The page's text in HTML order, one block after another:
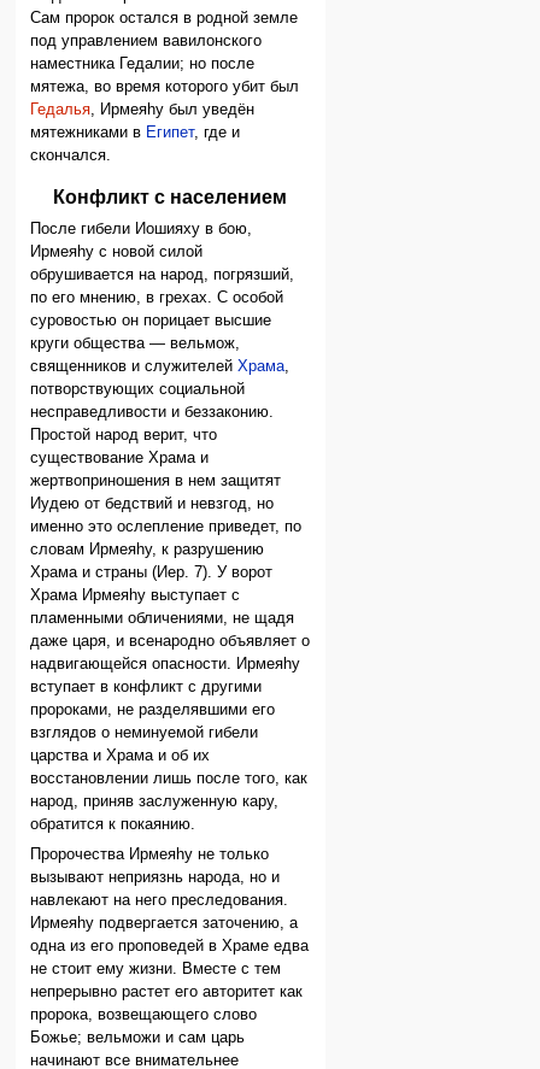
Сам пророк остался в родной земле
под управлением вавилонского
наместника Гедалии; но после
мятежа, во время которого убит был
Гедалья, Ирмеяhу был уведён
мятежниками в Египет, где и
скончался.
Конфликт с населением
После гибели Иошияху в бою,
Ирмеяhу с новой силой
обрушивается на народ, погрязший,
по его мнению, в грехах. С особой
суровостью он порицает высшие
круги общества — вельмож,
священников и служителейХрама
потворствующих социальной
несправедливости и беззаконию.
Простой народ верит, что
существование Храма и
жертвоприношения в нем защитят
Иудею от бедствий и невзгод, но
именно это ослепление приведет, по
словам Ирмеяhу, к разрушению
Храма и страны (Иер. 7). У ворот
Храма Ирмеяhу выступает с
пламенными обличениями, не щадя
даже царя, и всенародно объявляет о
надвигающейся опасности. Ирмеяhу
вступает в конфликт с другими
пророками, не разделявшими его
взглядов о неминуемой гибели
царства и Храма и об их
восстановлении лишь после того, как
народ, приняв заслуженную кару,
обратится к покаянию.
Пророчества Ирмеяhу не только
вызывают неприязнь народа, но и
навлекают на него преследования.
Ирмеяhу подвергается заточению, а
одна из его проповедей в Храме едва
не стоит ему жизни. Вместе с тем
непрерывно растет его авторитет как
пророка, возвещающего слово
Божье; вельможи и сам царь
начинают все внимательнее